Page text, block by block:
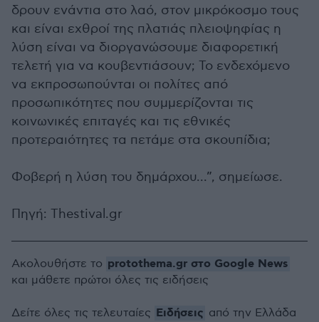
δρουν ενάντια στο λαό, στον μικρόκοσμο τους
και είναι εχθροί της πλατιάς πλειοψηφίας η
λύση είναι να διοργανώσουμε διαφορετική
τελετή για να κουβεντιάσουν; Το ενδεχόμενο
να εκπροσωπούνται οι πολίτες από
προσωπικότητες που συμμερίζονται τις
κοινωνικές επιταγές και τις εθνικές
προτεραιότητες τα πετάμε στα σκουπίδια;
Φοβερή η λύση του δημάρχου...”, σημείωσε.
Πηγή: Thestival.gr
Ακολουθήστε το protothema.gr στο Google News
και μάθετε πρώτοι όλες τις ειδήσεις
Δείτε όλες τις τελευταίες Ειδήσεις από την Ελλάδα